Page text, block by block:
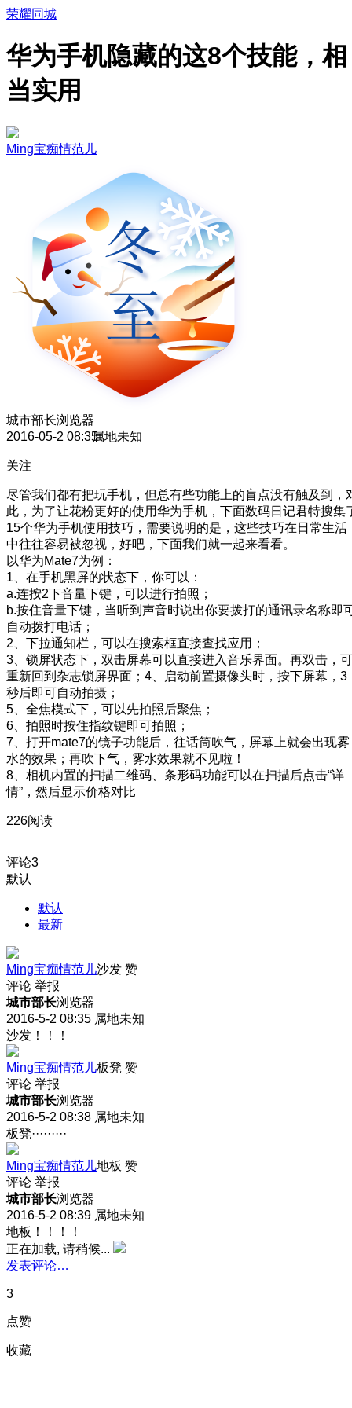
荣耀同城
华为手机隐藏的这8个技能，相
当实用
Ming宝痴情范儿
城市部长浏览器
2016-05-2 08:35属地未知
关注
尽管我们都有把玩手机，但总有些功能上的盲点没有触及到，
此，为了让花粉更好的使用华为手机，下面数码日记君特搜集
15个华为手机使用技巧，需要说明的是，这些技巧在日常生活
中往往容易被忽视，好吧，下面我们就一起来看看。
以华为Mate7为例：
1、在手机黑屏的状态下，你可以：
a.连按2下音量下键，可以进行拍照；
b.按住音量下键，当听到声音时说出你要拨打的通讯录名称即
自动拨打电话；
2、下拉通知栏，可以在搜索框直接查找应用；
3、锁屏状态下，双击屏幕可以直接进入音乐界面。再双击，可
重新回到杂志锁屏界面；4、启动前置摄像头时，按下屏幕，3
秒后即可自动拍摄；
5、全焦模式下，可以先拍照后聚焦；
6、拍照时按住指纹键即可拍照；
7、打开mate7的镜子功能后，往话筒吹气，屏幕上就会出现雾
水的效果；再吹下气，雾水效果就不见啦！
8、相机内置的扫描二维码、条形码功能可以在扫描后点击“详
情”，然后显示价格对比
226阅读
评论3
默认
默认
最新
Ming宝痴情范儿沙发 赞
评论 举报
城市部长浏览器
2016-5-2 08:35 属地未知
沙发！！！
Ming宝痴情范儿板凳 赞
评论 举报
城市部长浏览器
2016-5-2 08:38 属地未知
板凳·········
Ming宝痴情范儿地板 赞
评论 举报
城市部长浏览器
2016-5-2 08:39 属地未知
地板！！！！
正在加载, 请稍候...
发表评论…
3
点赞
收藏